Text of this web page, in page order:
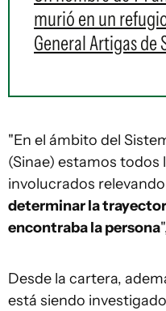
murió en un
General Artigas de
"En el ámbito del
(Sinae) estamos todos
involucrados
determinar la
encontraba la persona
Desde la cartera,
está siendo